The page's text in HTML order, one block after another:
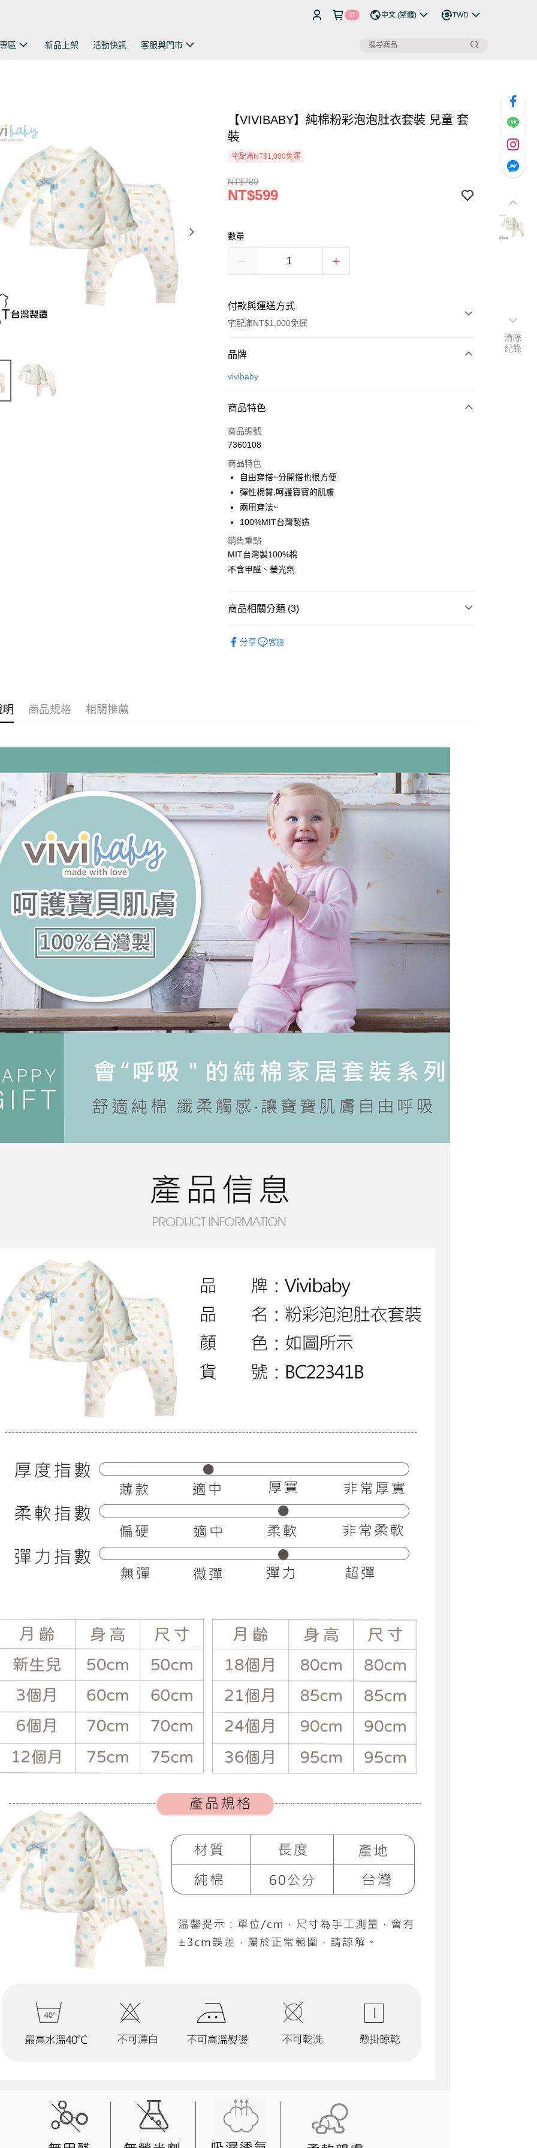
0 中文 (繁體) TWD
區 新品上架 活動快訊 客服與門市
【VIVIBABY】純棉粉彩泡泡肚衣套裝 兒童 套
裝
宅配滿NT$1,000免運
NT$780
NT$599
數量
付款與運送方式
宅配滿NT$1,000免運
付款方式
信用卡一次付款
悠遊付
ATM付款
運送方式
基本宅配
每筆NT$150，滿NT$1,000(含以上)免運費
品牌
vivibaby
商品特色
商品編號
7360108
商品特色
自由穿搭~分開搭也很方便
彈性棉質,呵護寶寶的肌膚
兩用穿法~
100%MIT台灣製造
銷售重點
MIT台灣製100%棉
不含甲醛、螢光劑
商品相關分類 (3)
分享 客服
明 商品規格 相關推薦
清除
紀錄